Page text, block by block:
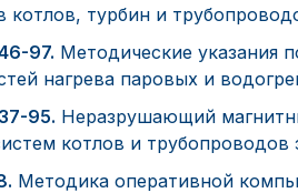
котлов, турбин и
97. Методические указания
нагрева паровых и
95. Неразрушающий
котлов и трубопроводов
Методика оперативной